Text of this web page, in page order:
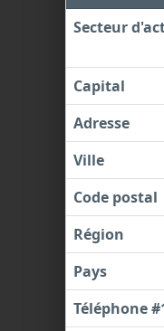
Secteur
Capital
Adresse
Ville
Code postal
Région
Pays
Téléphone